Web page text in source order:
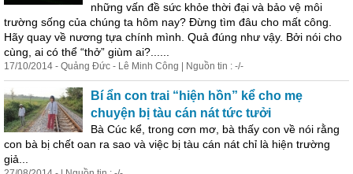
những vấn đề sức khỏe thời đại và bảo vệ môi
trường sống của chúng ta hôm nay? Đừng tìm đâu cho mất công.
Hãy quay về nương tựa chính mình. Quả đúng như vậy. Bởi nói cho
cùng, ai có thể “thở” giùm ai?......
17/10/2014 - Quảng Đức - Lê Minh Công | Nguồn tin : -/-
Bí ẩn con trai “hiện hồn” kể cho mẹ
chuyện bị tàu cán nát tức tưởi
Bà Cúc kể, trong cơn mơ, bà thấy con về nói rằng
con bà bị chết oan ra sao và việc bị tàu cán nát chỉ là hiện trường
giả...